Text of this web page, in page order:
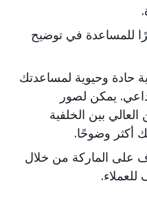
للمساعدة في توضيح
حادة وحيوية لمساعدتك
يمكن لصور
العالي بين الخلفية
أكثر وضوحًا.
على الماركة من خلال